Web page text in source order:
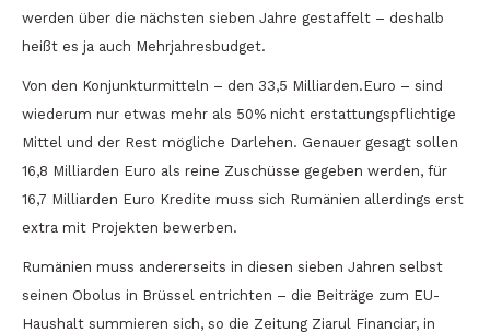
werden über die nächsten sieben Jahre gestaffelt – deshalb
heißt es ja auch Mehrjahresbudget.
Von den Konjunkturmitteln – den 33,5 Milliarden.Euro – sind
wiederum nur etwas mehr als 50% nicht erstattungspflichtige
Mittel und der Rest mögliche Darlehen. Genauer gesagt sollen
16,8 Milliarden Euro als reine Zuschüsse gegeben werden, für
16,7 Milliarden Euro Kredite muss sich Rumänien allerdings erst
extra mit Projekten bewerben.
Rumänien muss andererseits in diesen sieben Jahren selbst
seinen Obolus in Brüssel entrichten – die Beiträge zum EU-
Haushalt summieren sich, so die Zeitung Ziarul Financiar, in